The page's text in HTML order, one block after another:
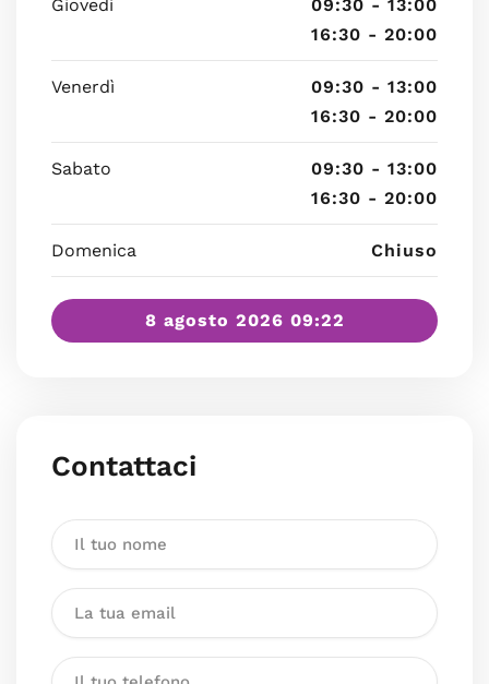
Giovedì
09:30 - 13:00
16:30 - 20:00
Venerdì
09:30 - 13:00
16:30 - 20:00
Sabato
09:30 - 13:00
16:30 - 20:00
Domenica Chiuso
8 agosto 2026 09:22
Contattaci